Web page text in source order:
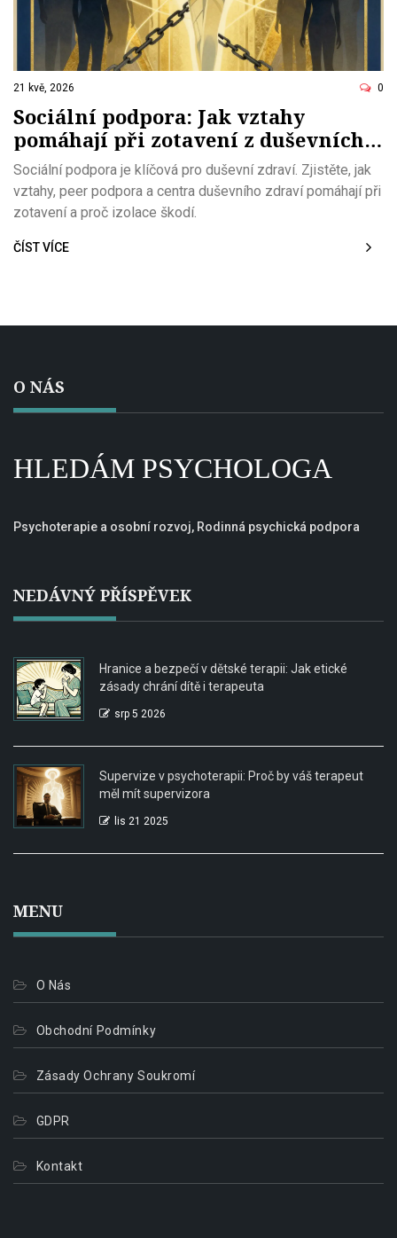
21 kvě, 2026 0
Sociální podpora: Jak vztahy
pomáhají při zotavení z duševních
potíží
Sociální podpora je klíčová pro duševní zdraví. Zjistěte, jak
vztahy, peer podpora a centra duševního zdraví pomáhají při
zotavení a proč izolace škodí.
ČÍST VÍCE
O NÁS
HLEDÁM PSYCHOLOGA
Psychoterapie a osobní rozvoj, Rodinná psychická podpora
NEDÁVNÝ PŘÍSPĚVEK
Hranice a bezpečí v dětské terapii: Jak etické
zásady chrání dítě i terapeuta
srp 5 2026
Supervize v psychoterapii: Proč by váš terapeut
měl mít supervizora
lis 21 2025
MENU
O Nás
Obchodní Podmínky
Zásady Ochrany Soukromí
GDPR
Kontakt